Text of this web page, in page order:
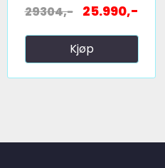
29304,- 25.990,-
Kjøp